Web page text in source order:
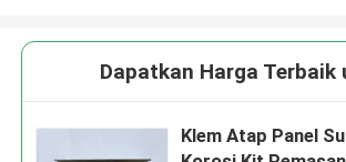
Dapatkan Harga Terbaik
Klem Atap Panel